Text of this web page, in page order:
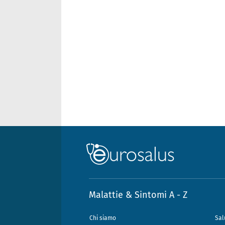
Malattie & Sintomi A - Z
Chi siamo